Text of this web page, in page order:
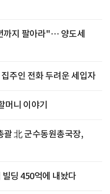
까지 팔아라"… 양도세
주인 전화 두려운 세입자
머니 이야기
北 군수동원총국장,
딩 450억에 내놨다